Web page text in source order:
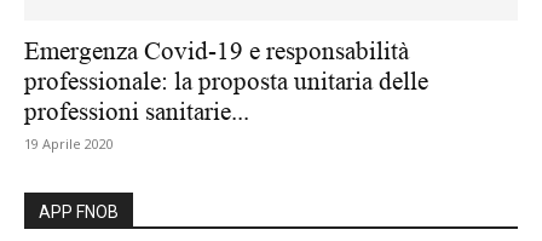
Emergenza Covid-19 e responsabilità
professionale: la proposta unitaria delle
professioni sanitarie...
19 Aprile 2020
APP FNOB